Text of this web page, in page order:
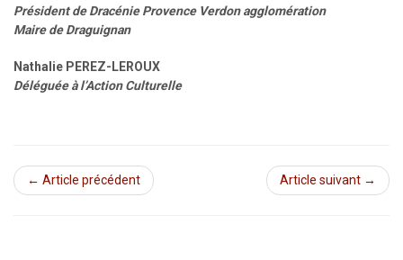
Président de Dracénie Provence Verdon agglomération
Maire de Draguignan
Nathalie PEREZ-LEROUX
Déléguée à l’Action Culturelle
← Article précédent Article suivant →